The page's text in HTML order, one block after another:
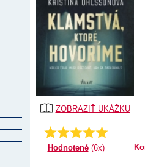
ZOBRAZIŤ UKÁŽKU
Priemer:
5.0
Hodnotené(6x)